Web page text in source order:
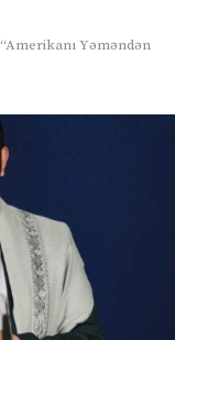
“Amerikanı Yəməndən